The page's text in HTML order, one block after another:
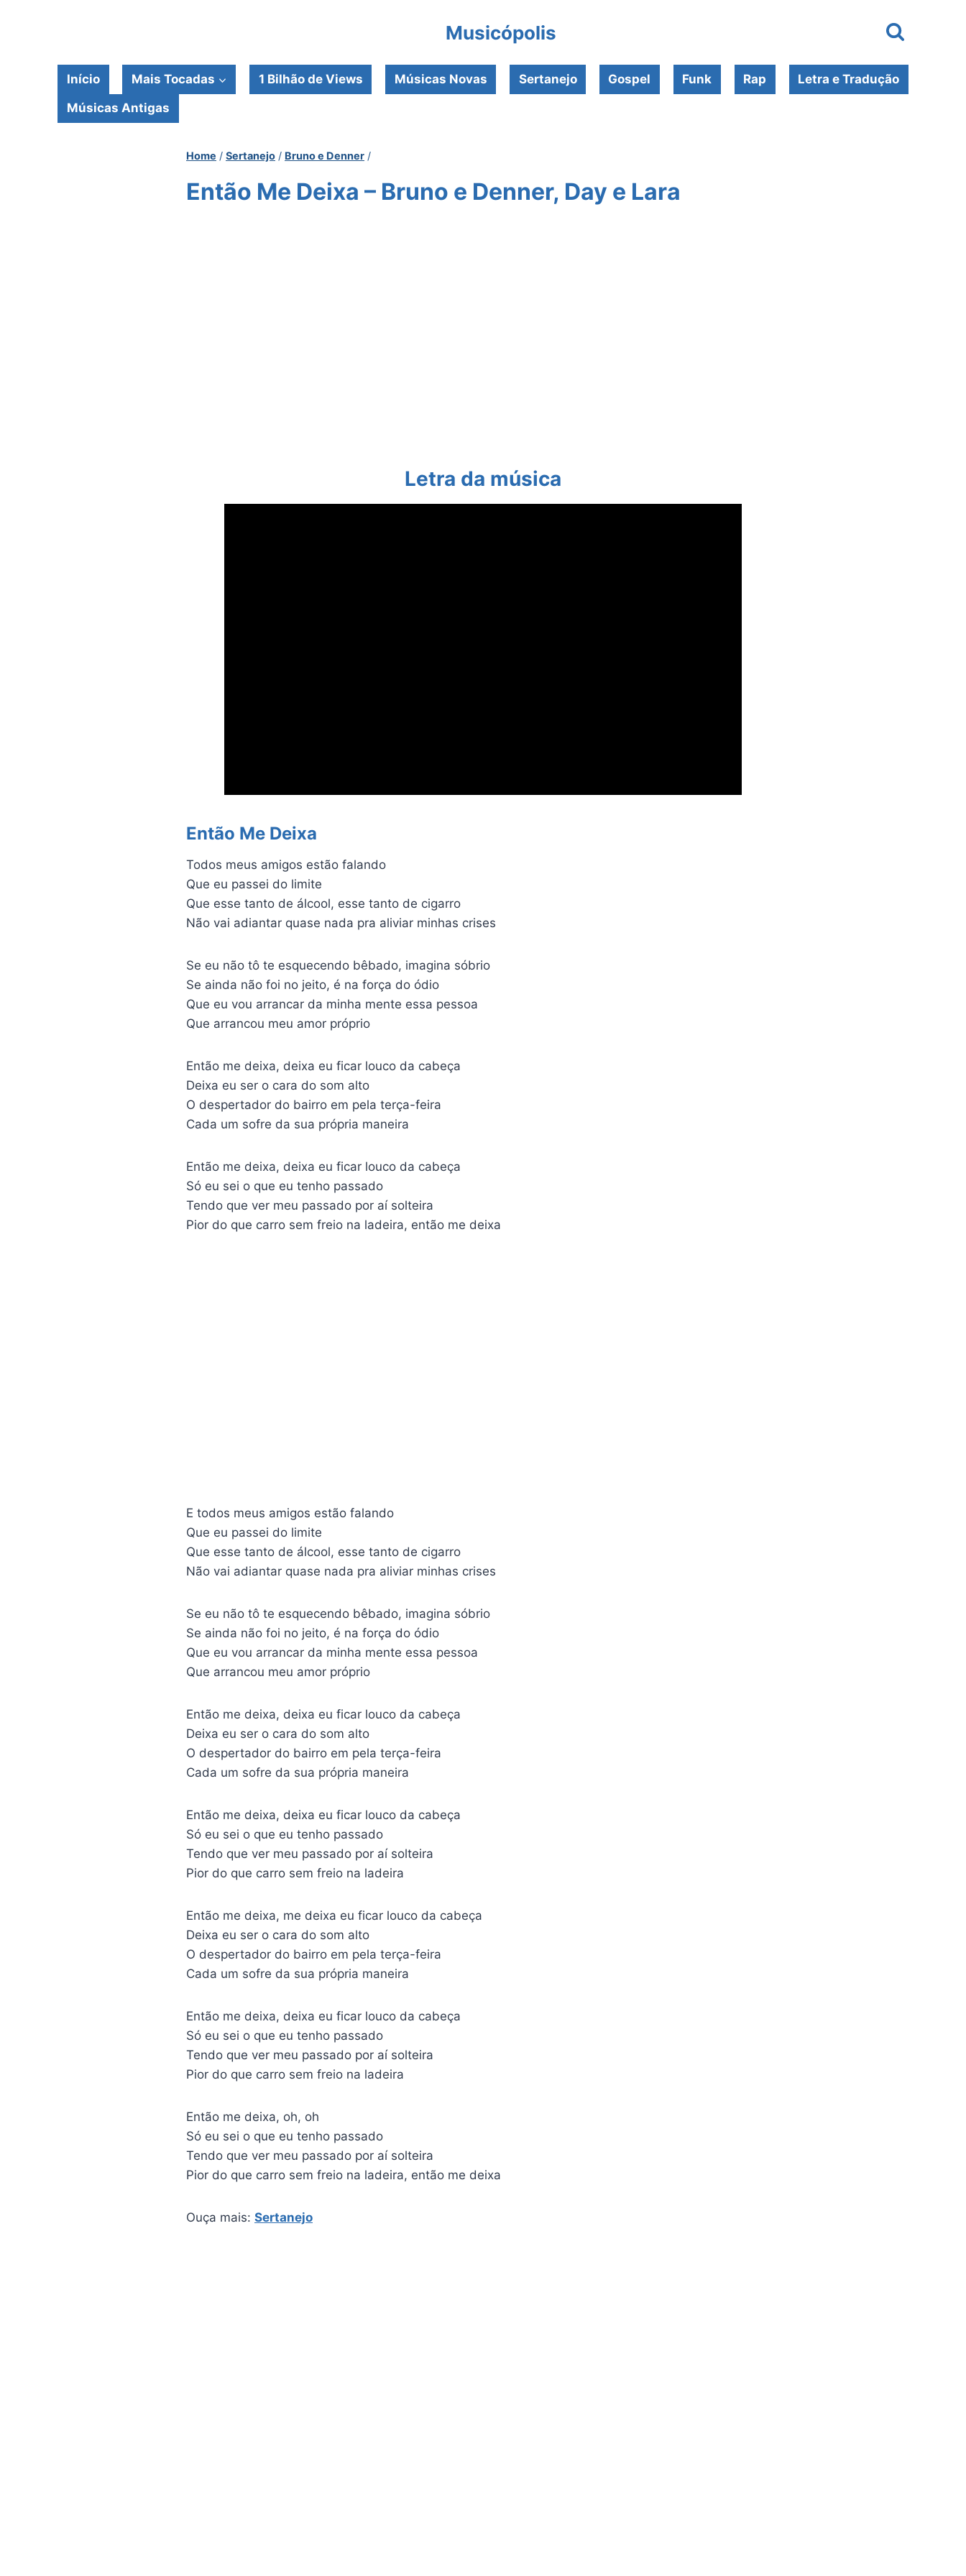
Conteúdo
Musicópolis
Início Mais Tocadas 1 Bilhão de Views Músicas Novas Sertanejo Gospel Funk Rap Letra e Tradução
Músicas Antigas
Home / Sertanejo / Bruno e Denner /
Então Me Deixa – Bruno e Denner, Day e Lara
Letra da música
Então Me Deixa
Todos meus amigos estão falando
Que eu passei do limite
Que esse tanto de álcool, esse tanto de cigarro
Não vai adiantar quase nada pra aliviar minhas crises
Se eu não tô te esquecendo bêbado, imagina sóbrio
Se ainda não foi no jeito, é na força do ódio
Que eu vou arrancar da minha mente essa pessoa
Que arrancou meu amor próprio
Então me deixa, deixa eu ficar louco da cabeça
Deixa eu ser o cara do som alto
O despertador do bairro em pela terça-feira
Cada um sofre da sua própria maneira
Então me deixa, deixa eu ficar louco da cabeça
Só eu sei o que eu tenho passado
Tendo que ver meu passado por aí solteira
Pior do que carro sem freio na ladeira, então me deixa
E todos meus amigos estão falando
Que eu passei do limite
Que esse tanto de álcool, esse tanto de cigarro
Não vai adiantar quase nada pra aliviar minhas crises
Se eu não tô te esquecendo bêbado, imagina sóbrio
Se ainda não foi no jeito, é na força do ódio
Que eu vou arrancar da minha mente essa pessoa
Que arrancou meu amor próprio
Então me deixa, deixa eu ficar louco da cabeça
Deixa eu ser o cara do som alto
O despertador do bairro em pela terça-feira
Cada um sofre da sua própria maneira
Então me deixa, deixa eu ficar louco da cabeça
Só eu sei o que eu tenho passado
Tendo que ver meu passado por aí solteira
Pior do que carro sem freio na ladeira
Então me deixa, me deixa eu ficar louco da cabeça
Deixa eu ser o cara do som alto
O despertador do bairro em pela terça-feira
Cada um sofre da sua própria maneira
Então me deixa, deixa eu ficar louco da cabeça
Só eu sei o que eu tenho passado
Tendo que ver meu passado por aí solteira
Pior do que carro sem freio na ladeira
Então me deixa, oh, oh
Só eu sei o que eu tenho passado
Tendo que ver meu passado por aí solteira
Pior do que carro sem freio na ladeira, então me deixa
Ouça mais: Sertanejo